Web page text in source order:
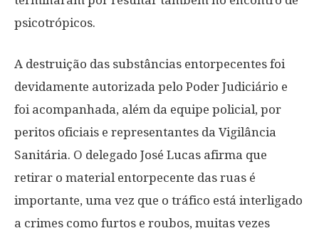
psicotrópicos.
A destruição das substâncias entorpecentes foi
devidamente autorizada pelo Poder Judiciário e
foi acompanhada, além da equipe policial, por
peritos oficiais e representantes da Vigilância
Sanitária. O delegado José Lucas afirma que
retirar o material entorpecente das ruas é
importante, uma vez que o tráfico está interligado
a crimes como furtos e roubos, muitas vezes